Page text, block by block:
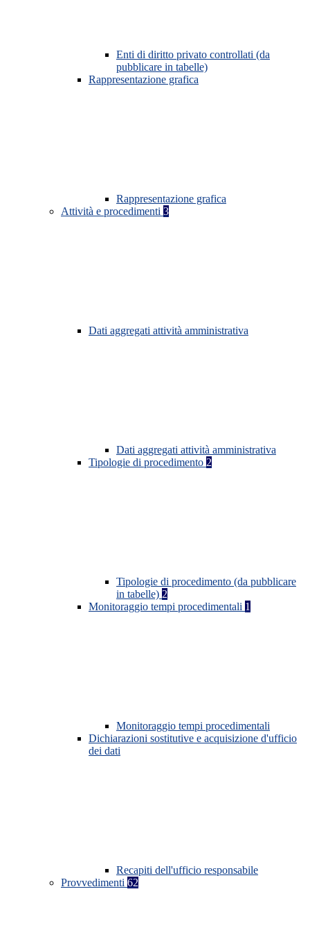
Enti di diritto privato controllati (da
pubblicare in tabelle)
Rappresentazione grafica
Rappresentazione grafica
Attività e procedimenti 3
Dati aggregati attività amministrativa
Dati aggregati attività amministrativa
Tipologie di procedimento 2
Tipologie di procedimento (da pubblicare
in tabelle) 2
Monitoraggio tempi procedimentali 1
Monitoraggio tempi procedimentali
Dichiarazioni sostitutive e acquisizione d'ufficio
dei dati
Recapiti dell'ufficio responsabile
Provvedimenti 62